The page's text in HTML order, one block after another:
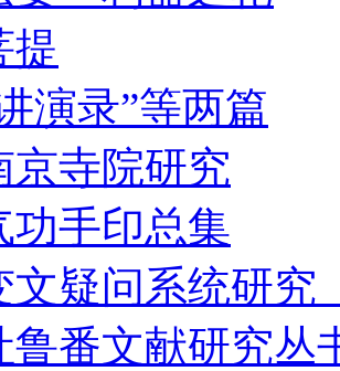
提
演录”等两篇
京寺院研究
功手印总集
文疑问系统研究
鲁番文献研究丛